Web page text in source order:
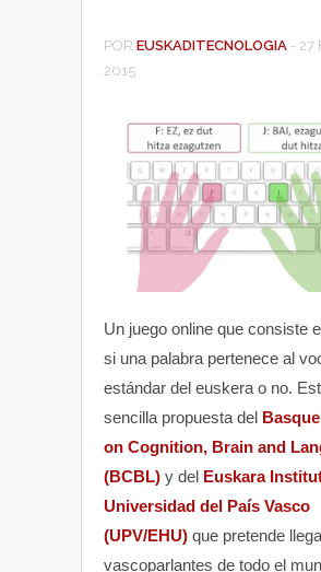
POR EUSKADITECNOLOGIA - 27
2015
Un juego online que consiste
si una palabra pertenece al
estándar del euskera o no.
sencilla propuesta del
on Cognition, Brain and
(BCBL) y del Euskara
Universidad del País Vasco
(UPV/EHU) que pretende
vascoparlantes de todo el